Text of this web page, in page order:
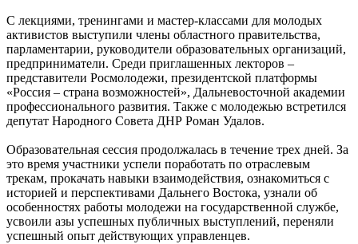
С лекциями, тренингами и мастер-классами для молодых
активистов выступили члены областного правительства,
парламентарии, руководители образовательных организаций,
предприниматели. Среди приглашенных лекторов –
представители Росмолодежи, президентской платформы
«Россия – страна возможностей», Дальневосточной академии
профессионального развития. Также с молодежью встретился
депутат Народного Совета ДНР Роман Удалов.
Образовательная сессия продолжалась в течение трех дней. За
это время участники успели поработать по отраслевым
трекам, прокачать навыки взаимодействия, ознакомиться с
историей и перспективами Дальнего Востока, узнали об
особенностях работы молодежи на государственной службе,
усвоили азы успешных публичных выступлений, переняли
успешный опыт действующих управленцев.